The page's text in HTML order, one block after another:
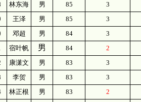
林东海 男 85
3
王泽 男 85
3
邓超 男 84
3
宿叶帆 男 84
2
康潇文 男 83
3
李贺 男 83
3
林正根 男 83
2